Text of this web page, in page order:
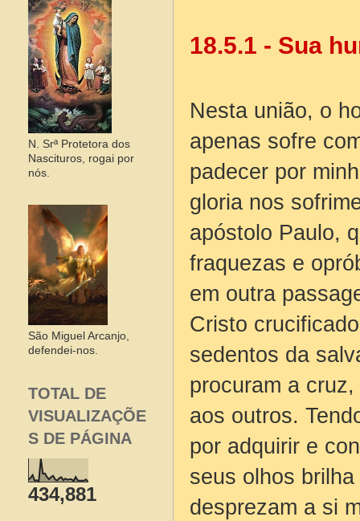
18.5.1 - Sua
Nesta união, o
apenas sofre
padecer por
gloria nos
apóstolo Paulo,
fraquezas e
em outra
Cristo
sedentos da
procuram a
aos outros.
por adquirir e
seus olhos
desprezam a si
N. Srª Protetora dos
Nascituros, rogai por
nós.
São Miguel Arcanjo,
defendei-nos.
TOTAL DE
VISUALIZAÇÕE
S DE PÁGINA
434,881